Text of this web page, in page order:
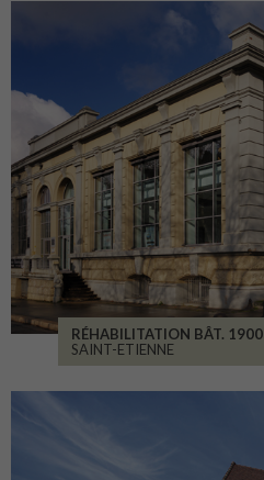
RÉHABILITATION BÂT. 1900
SAINT-ETIENNE